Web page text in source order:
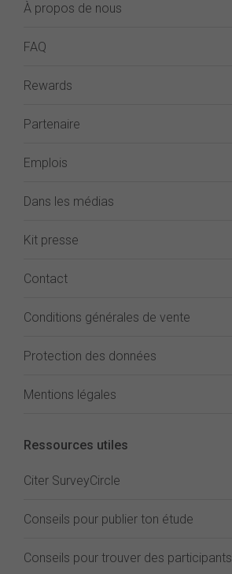
À propos de nous
FAQ
Rewards
Partenaire
Emplois
Dans les médias
Kit presse
Contact
Conditions générales de vente
Protection des données
Mentions légales
Ressources utiles
Citer SurveyCircle
Conseils pour publier ton étude
Conseils pour trouver des participants